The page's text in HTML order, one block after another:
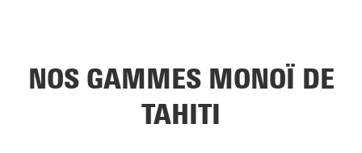
NOS GAMMES MONOÏ DE
TAHITI